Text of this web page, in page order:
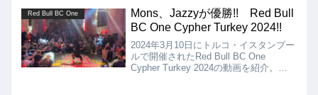
Sunni & Vanessa!!
Red Bull BC One
Mons、Jazzyが優勝!! Red Bull
BC One Cypher Turkey 2024!!
2024年3月10日にトルコ・イスタンブー
ルで開催されたRed Bull BC One
Cypher Turkey 2024の動画を紹介。